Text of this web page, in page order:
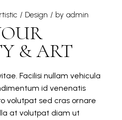
Design by admin
& ART
Facilisi nullam vehicula
id venenatis
volutpat sed cras ornare
at volutpat diam ut